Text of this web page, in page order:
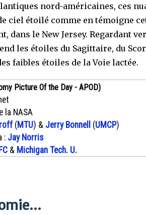
nord-américaines, ces
ciel étoilé comme en témoigne
dans le New Jersey. Regardant
les étoiles du Sagittaire, du
faibles étoiles de la Voie lactée.
Picture Of the Day - APOD)
la NASA
(MTU) & Jerry Bonnell (UMCP)
: Jay Norris
& Michigan Tech. U.